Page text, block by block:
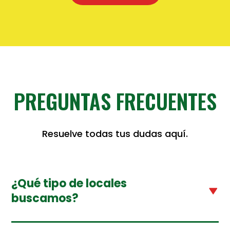
PREGUNTAS FRECUENTES
Resuelve todas tus dudas aquí.
¿Qué tipo de locales
buscamos?
De preferencia entre 35-100 m2 ubicados en